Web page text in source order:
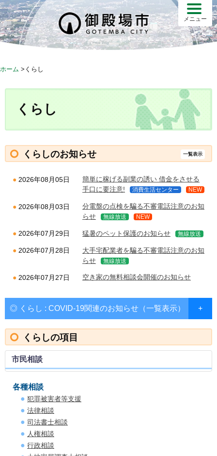
S
k
i
p
メニュー
ホーム > くらし
くらし
くらしのお知らせ 一覧表示
2026年08月05日
簡単に稼げる副業の誘い 借金をさせる
手口に要注意!
消費生活センター NEW
2026年08月03日
分電盤の点検を騙る不審電話注意のお知
らせ
無線放送 NEW
2026年07月29日 猛暑のペット保護のお知らせ 無線放送
2026年07月28日
大手宅配業者を騙る不審電話注意のお知
らせ
無線放送
2026年07月27日 空き家の無料相談会開催のお知らせ
◎ くらし : COVID-19関連のお知らせ（一覧表示）
くらしの項目
市民相談
各種相談
犯罪被害者等支援
法律相談
司法書士相談
人権相談
行政相談